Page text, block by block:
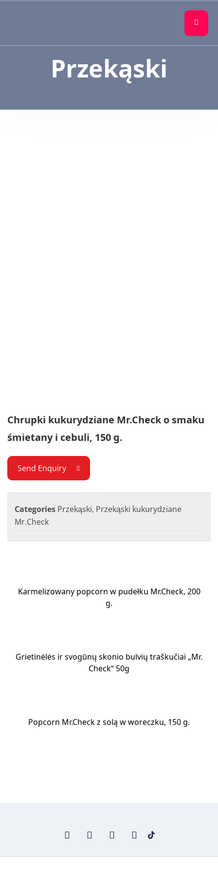
Przekąski
Chrupki kukurydziane Mr.Check o smaku
śmietany i cebuli, 150 g.
Send Enquiry
Categories Przekąski, Przekąski kukurydziane
Mr.Check
Karmelizowany popcorn w pudełku Mr.Check, 200
g.
Grietinėlės ir svogūnų skonio bulvių traškučiai „Mr.
Check“ 50g
Popcorn Mr.Check z solą w woreczku, 150 g.